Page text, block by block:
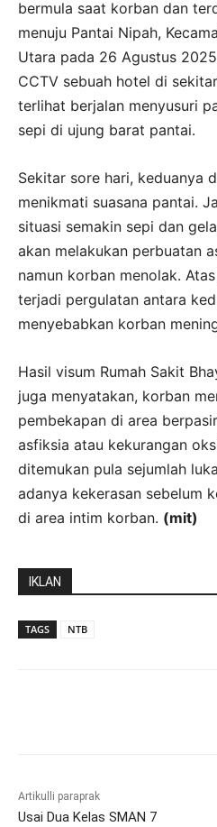
bermula saat korban dan
menuju Pantai Nipah,
Utara pada 26 Agustus
CCTV sebuah hotel di
terlihat berjalan menyusuri
sepi di ujung barat pantai.
Sekitar sore hari, keduanya
menikmati suasana pantai.
situasi semakin sepi dan
akan melakukan perbuatan
namun korban menolak.
terjadi pergulatan antara
menyebabkan korban
Hasil visum Rumah Sakit
juga menyatakan, korban
pembekapan di area
asfiksia atau kekurangan
ditemukan pula sejumlah
adanya kekerasan sebelum
di area intim korban. (mit)
IKLAN
TAGS NTB
Artikulli paraprak
Usai Dua Kelas SMAN 7